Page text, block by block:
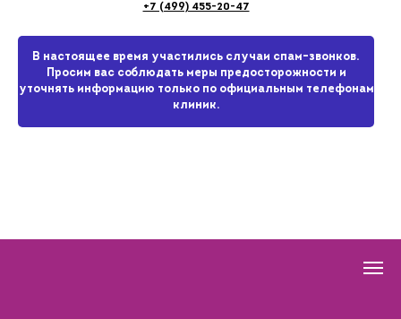
+7 (499) 455-20-47
В настоящее время участились случаи спам-звонков.
Просим вас соблюдать меры предосторожности и
уточнять информацию только по официальным телефонам
клиник.